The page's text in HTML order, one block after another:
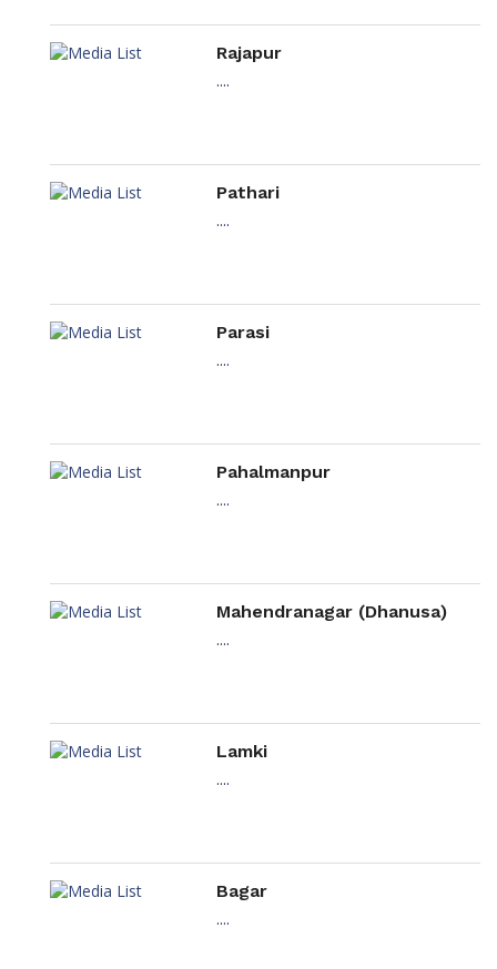
Rajapur
....
Pathari
....
Parasi
....
Pahalmanpur
....
Mahendranagar (Dhanusa)
....
Lamki
....
Bagar
....